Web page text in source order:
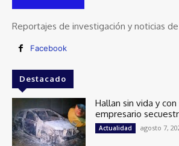
Reportajes de investigación y noticias
Facebook
Destacado
Hallan sin vida y
empresario
Actualidad agosto 7,